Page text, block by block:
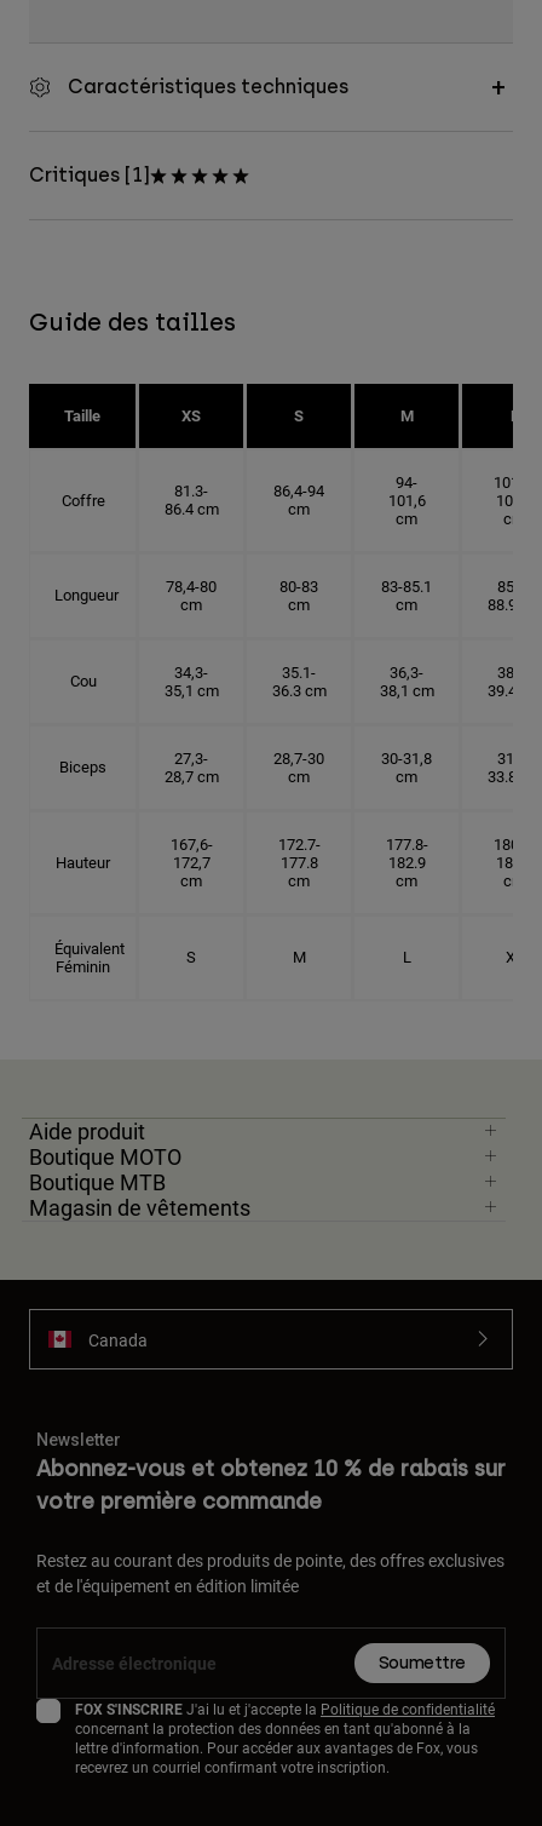
Caractéristiques techniques
Critiques [1]
Guide des tailles
Taille XS S M L
Coffre
81.3-
86.4 cm
86,4-94
cm
94-
101,6
cm
101.6-
109.2
cm
Longueur
78,4-80
cm
80-83
cm
83-85.1
cm
85.1-
88.9 cm
Cou
34,3-
35,1 cm
35.1-
36.3 cm
36,3-
38,1 cm
38.1-
39.4 cm
Biceps
27,3-
28,7 cm
28,7-30
cm
30-31,8
cm
31.8-
33.8 cm
Hauteur
167,6-
172,7
cm
172.7-
177.8
cm
177.8-
182.9
cm
180.3-
185.5
cm
Équivalent
Féminin
S M L XL
Aide produit
Boutique MOTO
Boutique MTB
Magasin de vêtements
Canada
Newsletter
Abonnez-vous et obtenez 10 % de rabais sur
votre première commande
Restez au courant des produits de pointe, des offres exclusives
et de l'équipement en édition limitée
Soumettre
FOX S'INSCRIREJ'ai lu et j'accepte la Politique de confidentialité
concernant la protection des données en tant qu'abonné à la
lettre d'information. Pour accéder aux avantages de Fox, vous
recevrez un courriel confirmant votre inscription.